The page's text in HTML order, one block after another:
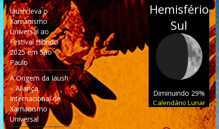
Iaush leva o
Xamanismo
Universal ao
Festival Híbrido
2025 em São
Paulo
A Origem da Iaush
– Aliança
Internacional de
Xamanismo
Universal
Hemisfério
Sul
Diminuindo 29%
Calendário Lunar